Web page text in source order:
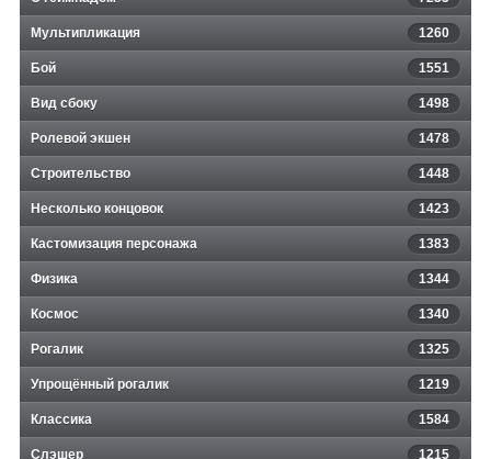
Мультипликация 1260
Бой 1551
Вид сбоку 1498
Ролевой экшен 1478
Строительство 1448
Несколько концовок 1423
Кастомизация персонажа 1383
Физика 1344
Космос 1340
Рогалик 1325
Упрощённый рогалик 1219
Классика 1584
Слэшер 1215